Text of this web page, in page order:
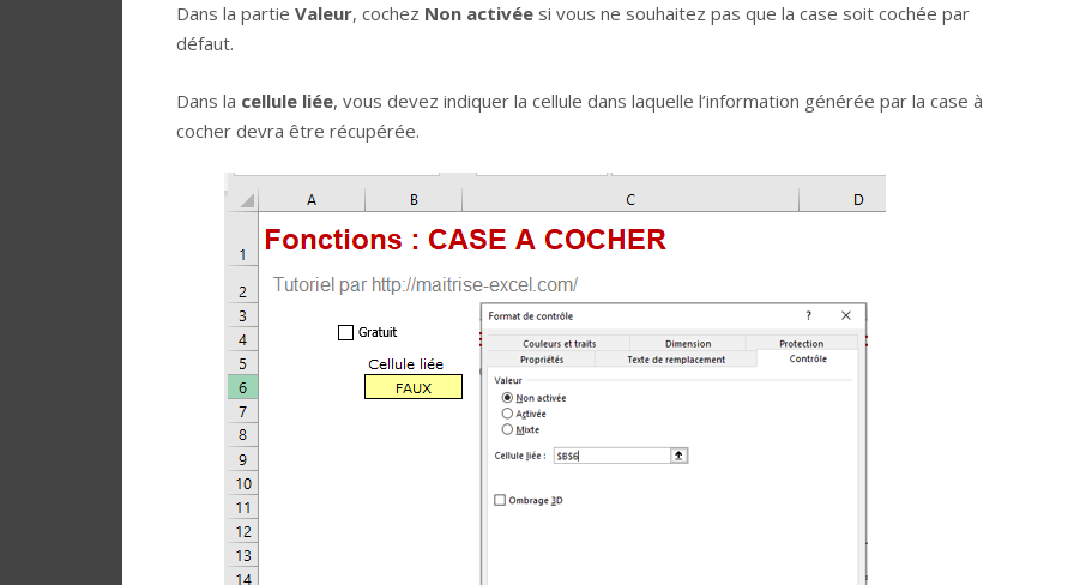
Dans la partie Valeur, cochez Non activée si vous ne souhaitez pas que la case soit cochée par
défaut.
Dans la cellule liée, vous devez indiquer la cellule dans laquelle l’information générée par la case à
cocher devra être récupérée.